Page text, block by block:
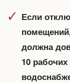
Если
должна
10